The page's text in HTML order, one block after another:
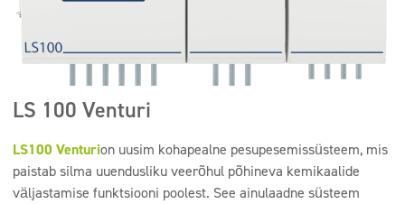
LS 100 Venturi
LS100 Venturion uusim kohapealne pesupesemissüsteem, mis
paistab silma uuendusliku veerõhul põhineva kemikaalide
väljastamise funktsiooni poolest. See ainulaadne süsteem